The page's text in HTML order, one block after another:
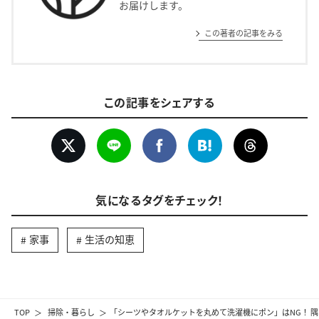
TOP 掃除・暮らし 「シーツやタオルケットを丸めて洗濯機にポン」はNG！
お届けします。
この著者の記事をみる
この記事をシェアする
気になるタグをチェック！
家事 生活の知恵